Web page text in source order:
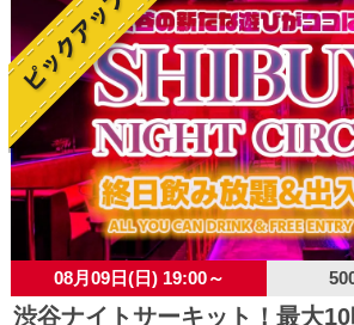
08月09日(日) 19:00～
渋谷ナイトサーキット！最大